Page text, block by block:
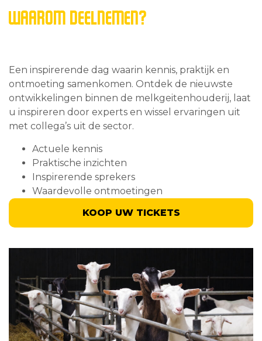
WAAROM DEELNEMEN?
Een inspirerende dag waarin kennis, praktijk en
ontmoeting samenkomen. Ontdek de nieuwste
ontwikkelingen binnen de melkgeitenhouderij, laat
u inspireren door experts en wissel ervaringen uit
met collega’s uit de sector.
Actuele kennis
Praktische inzichten
Inspirerende sprekers
Waardevolle ontmoetingen
KOOP UW TICKETS